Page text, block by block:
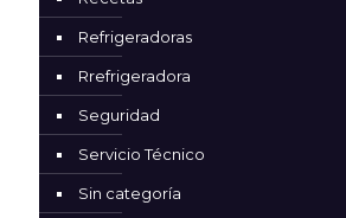
Refrigeradoras
Rrefrigeradora
Seguridad
Servicio Técnico
Sin categoría